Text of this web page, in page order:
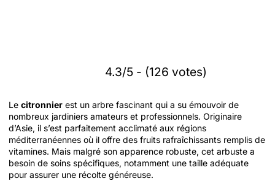
4.3/5 - (126 votes)
Le citronnier est un arbre fascinant qui a su émouvoir de
nombreux jardiniers amateurs et professionnels. Originaire
d’Asie, il s’est parfaitement acclimaté aux régions
méditerranéennes où il offre des fruits rafraîchissants remplis de
vitamines. Mais malgré son apparence robuste, cet arbuste a
besoin de soins spécifiques, notamment une taille adéquate
pour assurer une récolte généreuse.